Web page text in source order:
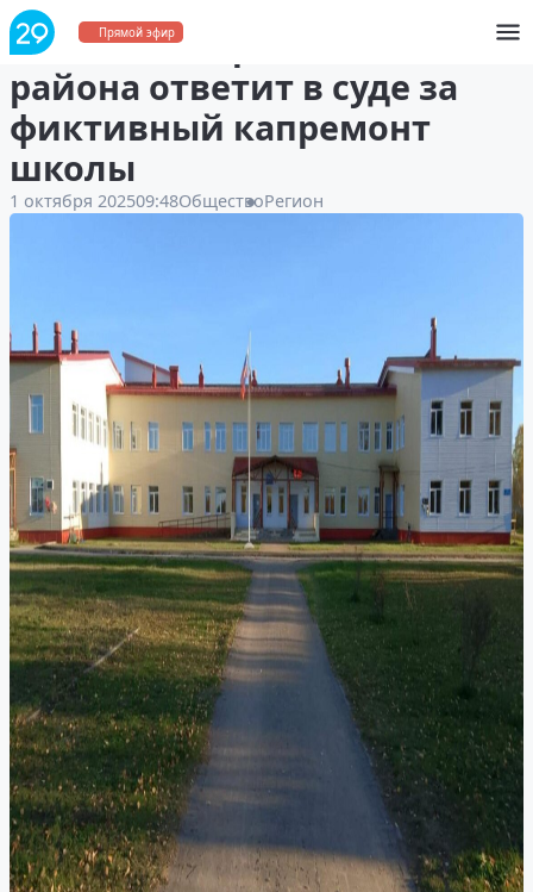
Прямой эфир
Экс-глава Верхнетоемского
района ответит в суде за
фиктивный капремонт
школы
1 октября 202509:48ОбществоРегион